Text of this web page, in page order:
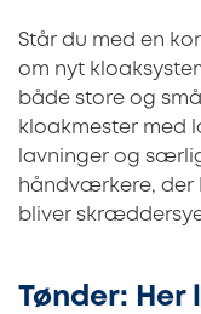
Står du med en
om nyt
både store og
kloakmester med
lavninger og
håndværkere, der
bliver
Tønder: